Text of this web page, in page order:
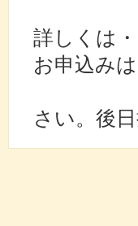
詳しくは
お申込みは
※ご記
さい。後